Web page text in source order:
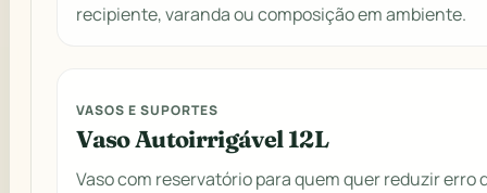
recipiente, varanda ou composição em ambiente.
VASOS E SUPORTES
Vaso Autoirrigável 12L
Vaso com reservatório para quem quer reduzir erro